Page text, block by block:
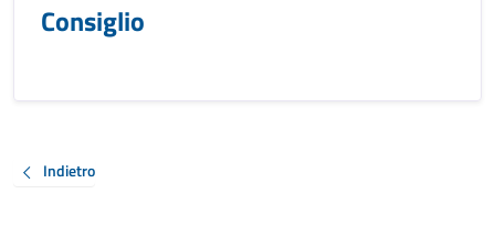
Consiglio
Indietro